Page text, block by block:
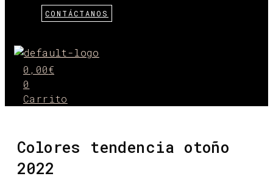
CONTÁCTANOS
0,00€
0
Carrito
Colores tendencia otoño
2022